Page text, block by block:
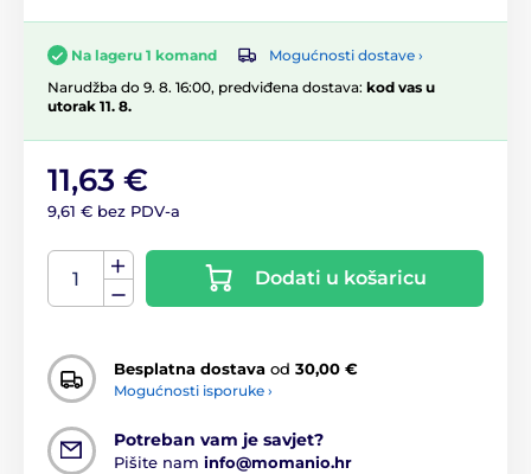
Na lageru 1 komand
Mogućnosti dostave ›
Narudžba do 9. 8. 16:00, predviđena dostava: kod vas u
utorak 11. 8.
11,63 €
9,61 € bez PDV-a
Dodati u košaricu
Besplatna dostava od 30,00 €
Mogućnosti isporuke ›
Potreban vam je savjet?
Pišite nam info@momanio.hr